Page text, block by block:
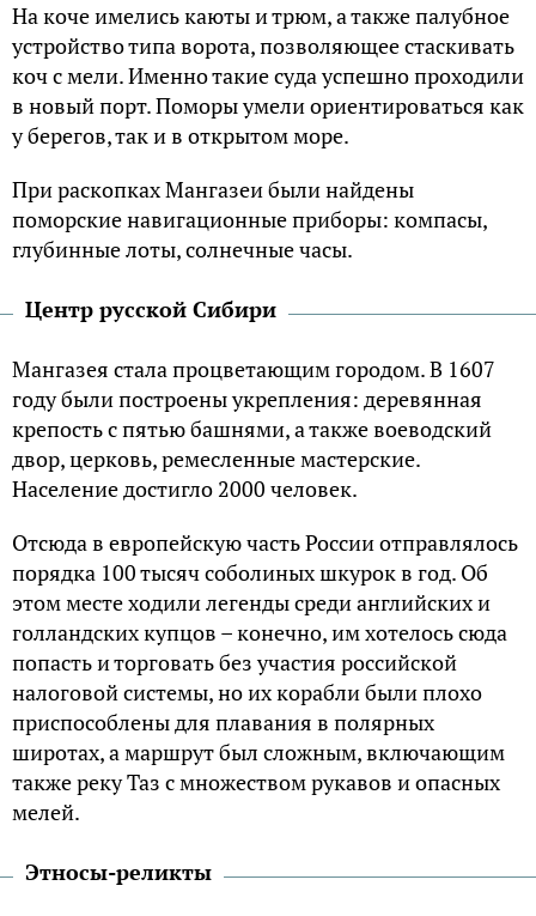
На коче имелись каюты и трюм, а также палубное
устройство типа ворота, позволяющее стаскивать
коч с мели. Именно такие суда успешно проходили
в новый порт. Поморы умели ориентироваться как
у берегов, так и в открытом море.
При раскопках Мангазеи были найдены
поморские навигационные приборы: компасы,
глубинные лоты, солнечные часы.
Центр русской Сибири
Мангазея стала процветающим городом. В 1607
году были построены укрепления: деревянная
крепость с пятью башнями, а также воеводский
двор, церковь, ремесленные мастерские.
Население достигло 2000 человек.
Отсюда в европейскую часть России отправлялось
порядка 100 тысяч соболиных шкурок в год. Об
этом месте ходили легенды среди английских и
голландских купцов – конечно, им хотелось сюда
попасть и торговать без участия российской
налоговой системы, но их корабли были плохо
приспособлены для плавания в полярных
широтах, а маршрут был сложным, включающим
также реку Таз с множеством рукавов и опасных
мелей.
Этносы-реликты